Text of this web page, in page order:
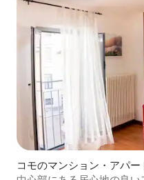
コモのマンション・アパー